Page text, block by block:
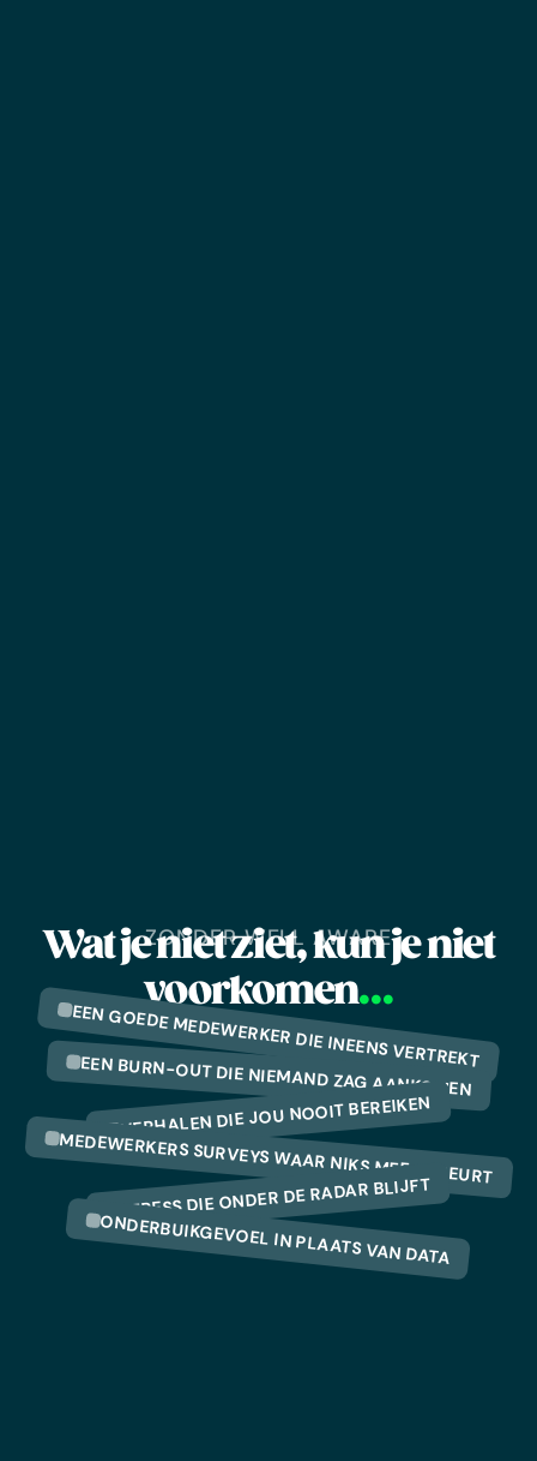
ZONDER WELL AWARE
Wat je niet ziet, kun je niet
voorkomen...
EEN GOEDE MEDEWERKER DIE INEENS VERTREKT
EEN BURN-OUT DIE NIEMAND ZAG AANKOMEN
VERHALEN DIE JOU NOOIT BEREIKEN
MEDEWERKERS SURVEYS WAAR NIKS MEE GEBEURT
STRESS DIE ONDER DE RADAR BLIJFT
ONDERBUIKGEVOEL IN PLAATS VAN DATA